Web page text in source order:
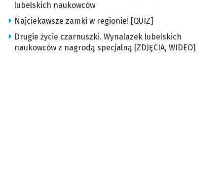
lubelskich naukowców
Najciekawsze zamki w regionie! [QUIZ]
Drugie życie czarnuszki. Wynalazek lubelskich
naukowców z nagrodą specjalną [ZDJĘCIA, WIDEO]